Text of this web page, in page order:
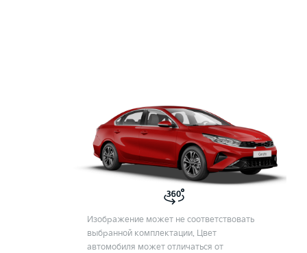
Изображение может не соответствовать
выбранной комплектации. Цвет
автомобиля может отличаться от